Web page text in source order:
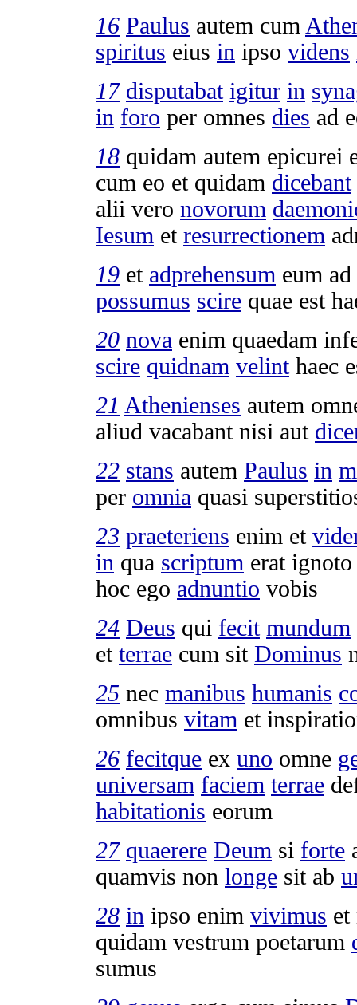
16 Paulus autem cum
spiritus eius in ipso videns
17 disputabat igitur in
in foro per omnes dies ad
18 quidam autem epicurei
cum eo et quidam dicebant
alii vero novorum
Iesum et resurrectionem
19 et adprehensum eum ad
possumus scire quae est
20 nova enim quaedam
scire quidnam velinthaec
21 Athenienses autem
aliud vacabantnisi aut
22 stans autem Paulus in
per omnia quasi
23 praeteriens enim et
in qua scriptum erat ignoto
hoc ego adnuntio vobis
24 Deus qui fecit mundum
et terrae cum sit Dominus
25 nec manibus humanis
omnibus vitam et
26 fecitque ex uno omne
universam faciem terrae
habitationis eorum
27 quaerere Deum si forte
quamvis non longe sit ab
28 in ipso enim vivimus et
quidam vestrum poetarum
sumus